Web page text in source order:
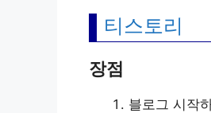
티스토리
장점
블로그 시작